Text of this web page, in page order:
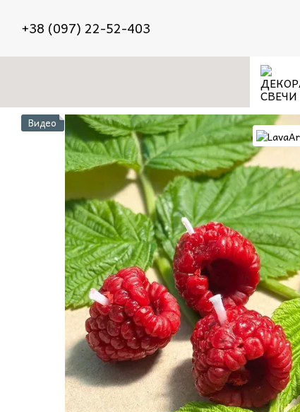
+38 (097) 22-52-403
Видео